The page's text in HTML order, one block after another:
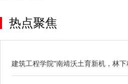
热点聚焦
建筑工程学院"南靖沃土育新机，林下